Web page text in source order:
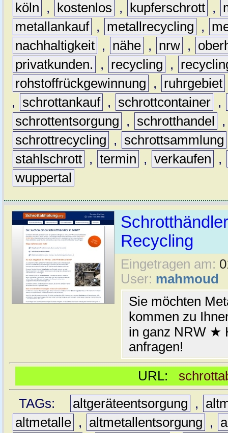
köln
, kostenlos , kupferschrott ,
metallankauf , metallrecycling ,
nachhaltigkeit , nähe , nrw ,
privatkunden.
, recycling ,
rohstoffrückgewinnung
, ruhrgebiet
,
schrottankauf , schrottcontainer ,
schrottentsorgung
, schrotthandel
schrottrecycling
, schrottsammlung
stahlschrott , termin , verkaufen
,
wuppertal
Recycling
Eingetragen am:
User: mahmoud
Sie möchten
kommen zu
in ganz NRW ★
anfragen!
URL:
TAGs:
altgeräteentsorgung ,
altmetalle , altmetallentsorgung ,